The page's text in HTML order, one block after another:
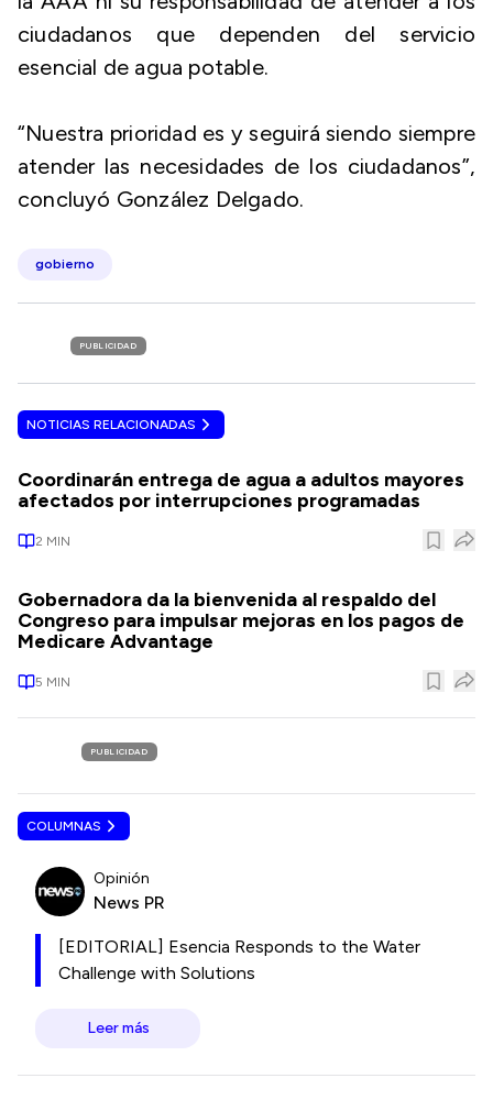
ciudadanos que dependen del servicio
esencial de agua potable.
“Nuestra prioridad es y seguirá siendo siempre
atender las necesidades de los ciudadanos”,
concluyó González Delgado.
gobierno
PUBLICIDAD
NOTICIAS RELACIONADAS
Coordinarán entrega de agua a adultos mayores
afectados por interrupciones programadas
2 MIN
Gobernadora da la bienvenida al respaldo del
Congreso para impulsar mejoras en los pagos de
Medicare Advantage
5 MIN
PUBLICIDAD
COLUMNAS
Opinión
News PR
[EDITORIAL] Esencia Responds to the Water
Challenge with Solutions
Leer más